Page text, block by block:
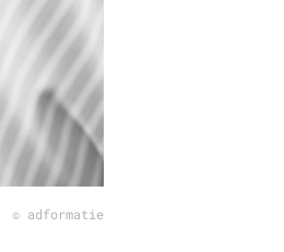
© adformatie